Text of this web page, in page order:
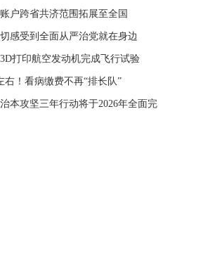
围拓展
航空发动机完成
户跨省共济范围拓展至全国
感受到全面从严治党就在身边
打印航空发动机完成飞行试验
右！看病缴费不再“排长队”
本攻坚三年行动将于2026年全面完